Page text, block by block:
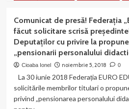
noastră
trimisă
și
la
Camera
Peste
26.180
de
Comunicat de presă! Federația
făcut solicitare scrisă
Deputaților cu privire la
„pensionarii personalului
Cioaba Ionel noiembrie 5, 2018 0
La 30 iunie 2018 Federația EURO
solicitările membrilor titulari o
privind „pensionarea personalului